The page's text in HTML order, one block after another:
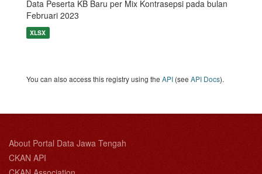
Data Peserta KB Baru per Mix Kontrasepsi pada bulan
Februari 2023
XLSX
You can also access this registry using the API (see API Docs).
About Portal Data Jawa Tengah
CKAN API